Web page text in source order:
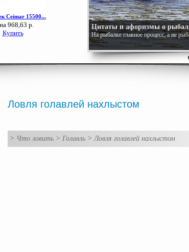
Цитаты и афоризмы о
На рыбалке главное процесс, а не
Ловля голавлей нахлыстом
> Что ловить > Голавль >Ловля голавлей нахлыстом